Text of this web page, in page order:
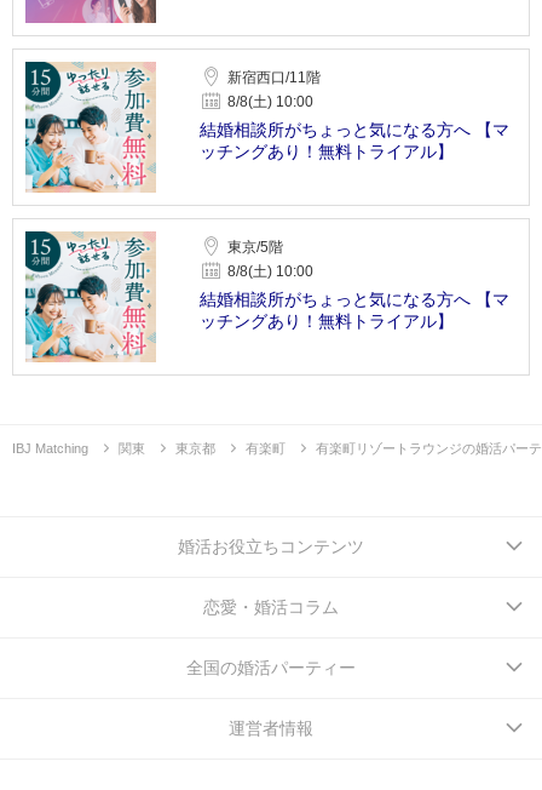
新宿西口/11階
8/8(土) 10:00
結婚相談所がちょっと気になる方へ 【マ
ッチングあり！無料トライアル】
東京/5階
8/8(土) 10:00
結婚相談所がちょっと気になる方へ 【マ
ッチングあり！無料トライアル】
IBJ Matching 関東 東京都 有楽町 有楽町リゾートラウンジの婚活パー
婚活お役立ちコンテンツ
恋愛・婚活コラム
全国の婚活パーティー
運営者情報